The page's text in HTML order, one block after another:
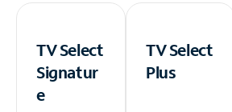
TV Select
Signatur
e
TV Select
Plus